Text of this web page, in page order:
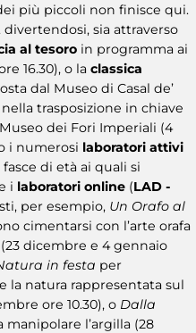
più piccoli non finisce qui.
sia attraverso
al tesoro in programma ai
16.30), o la classica
dal Museo di Casal de’
trasposizione in chiave
dei Fori Imperiali (4
i numerosi laboratori attivi
di età ai quali si
i laboratori online (LAD -
per esempio, Un Orafo al
cimentarsi con l’arte orafa
dicembre e 4 gennaio
in festa per
la natura rappresentata sul
ore 10.30), o Dalla
manipolare l’argilla (28